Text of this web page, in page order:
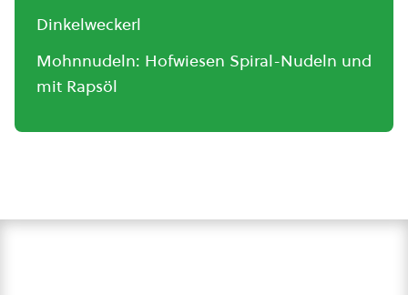
Dinkelweckerl
Mohnnudeln: Hofwiesen Spiral-Nudeln und
mit Rapsöl